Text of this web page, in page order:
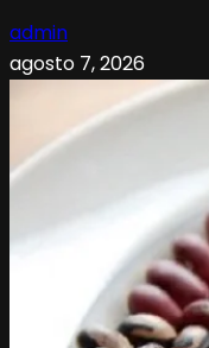
admin
agosto 7, 2026